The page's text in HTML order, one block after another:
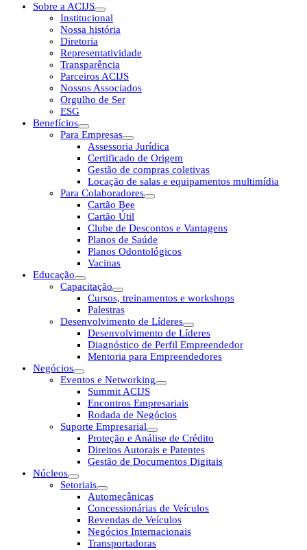
Sobre a ACIJS
Institucional
Nossa história
Diretoria
Representatividade
Transparência
Parceiros ACIJS
Nossos Associados
Orgulho de Ser
ESG
Benefícios
Para Empresas
Assessoria Jurídica
Certificado de Origem
Gestão de compras coletivas
Locação de salas e equipamentos multimídia
Para Colaboradores
Cartão Bee
Cartão Útil
Clube de Descontos e Vantagens
Planos de Saúde
Planos Odontológicos
Vacinas
Educação
Capacitação
Cursos, treinamentos e workshops
Palestras
Desenvolvimento de Líderes
Desenvolvimento de Líderes
Diagnóstico de Perfil Empreendedor
Mentoria para Empreendedores
Negócios
Eventos e Networking
Summit ACIJS
Encontros Empresariais
Rodada de Negócios
Suporte Empresarial
Proteção e Análise de Crédito
Direitos Autorais e Patentes
Gestão de Documentos Digitais
Núcleos
Setoriais
Automecânicas
Concessionárias de Veículos
Revendas de Veículos
Negócios Internacionais
Transportadoras